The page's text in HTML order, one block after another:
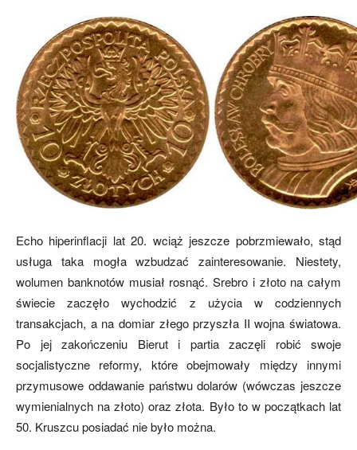
Echo hiperinflacji lat 20. wciąż jeszcze pobrzmiewało, stąd
usługa taka mogła wzbudzać zainteresowanie. Niestety,
wolumen banknotów musiał rosnąć. Srebro i złoto na całym
świecie zaczęło wychodzić z użycia w codziennych
transakcjach, a na domiar złego przyszła II wojna światowa.
Po jej zakończeniu Bierut i partia zaczęli robić swoje
socjalistyczne reformy, które obejmowały między innymi
przymusowe oddawanie państwu dolarów (wówczas jeszcze
wymienialnych na złoto) oraz złota. Było to w początkach lat
50. Kruszcu posiadać nie było można.